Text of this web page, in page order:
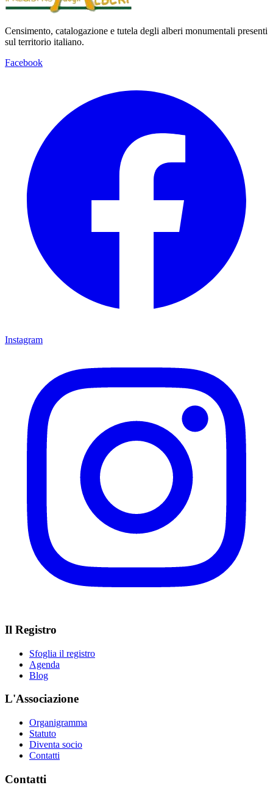
Censimento, catalogazione e tutela degli alberi monumentali presenti
sul territorio italiano.
Facebook
Instagram
Il Registro
Sfoglia il registro
Agenda
Blog
L'Associazione
Organigramma
Statuto
Diventa socio
Contatti
Contatti